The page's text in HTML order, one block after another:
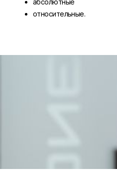
относительные.